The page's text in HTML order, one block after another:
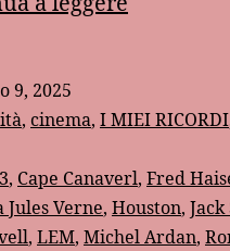
Jim
l’uomo
che
9, 2025
, cinema, I MIEI RICORDI
, Cape Canaverl, Fred
Verne, Houston,
, LEM, Michel Ardan,